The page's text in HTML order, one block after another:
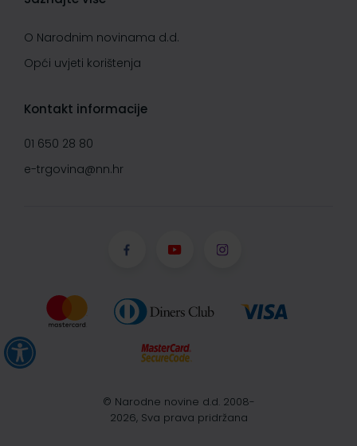
O Narodnim novinama d.d.
Opći uvjeti korištenja
Kontakt informacije
01 650 28 80
e-trgovina@nn.hr
© Narodne novine d.d. 2008-
2026, Sva prava pridržana